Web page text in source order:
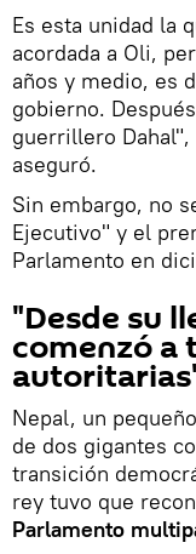
Es esta unidad la
acordada a Oli,
años y medio, es
gobierno.
guerrillero
aseguró.
Sin embargo, no
Ejecutivo" y el
Parlamento en
"Desde su
comenzó a
Nepal, un
de dos gigantes
transición
rey tuvo que
Parlamento